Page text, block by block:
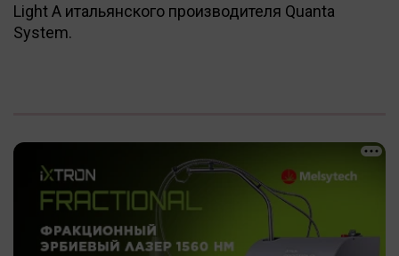
Light A итальянского производителя Quanta
System.